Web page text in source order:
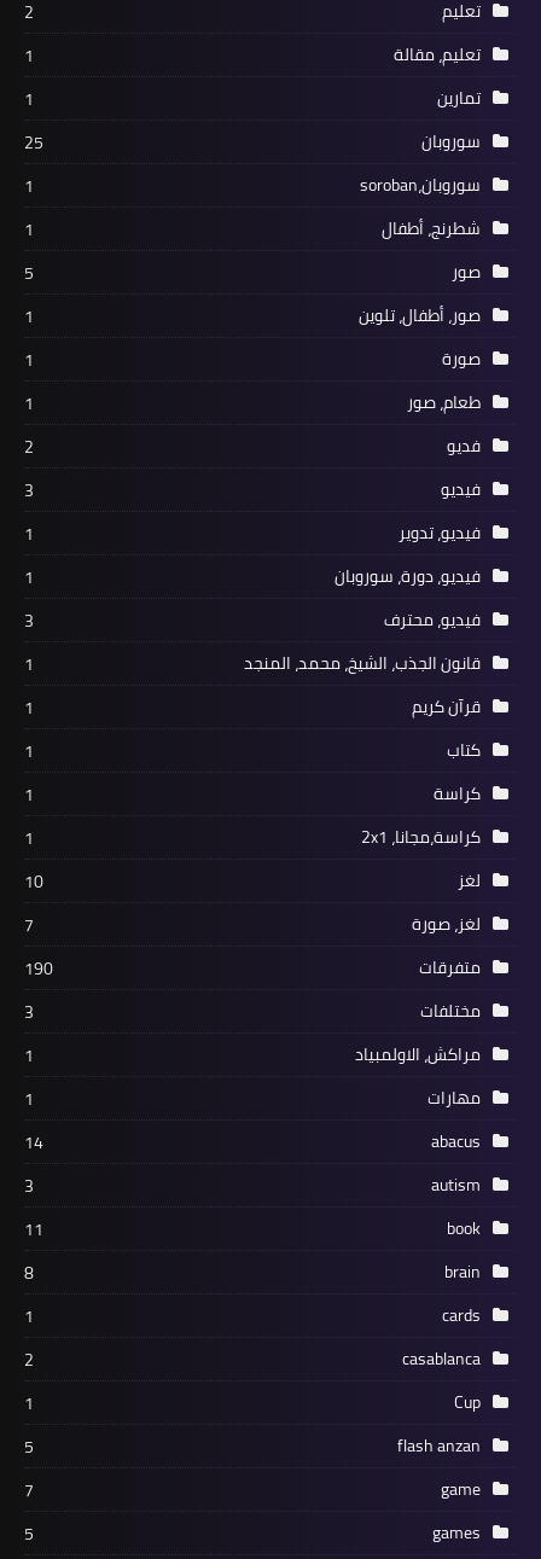
تعليم
2
تعليم، مقالة
1
تمارين
1
سوروبان
25
سوروبان،soroban
1
شطرنج، أطفال
1
صور
5
صور، أطفال، تلوين
1
صورة
1
طعام، صور
1
فديو
2
فيديو
3
فيديو، تدوير
1
فيديو، دورة، سوروبان
1
فيديو، محترف
3
قانون الجذب، الشيخ، محمد، المنجد
1
قرآن كريم
1
كتاب
1
كراسة
1
كراسة،مجانا، 2x1
1
لغز
10
لغز، صورة
7
متفرقات
190
مختلفات
3
مراكش، الاولمبياد
1
مهارات
1
abacus
14
autism
3
book
11
brain
8
cards
1
casablanca
2
Cup
1
flash anzan
5
game
7
games
5